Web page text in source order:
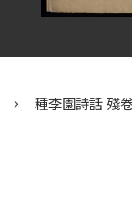
種李園詩話 殘